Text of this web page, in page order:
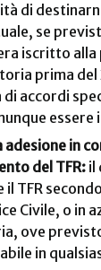
di
se
iscritto alla
prima del
di accordi
adesione in
del TFR:il
il TFR
Civile, o in
ove
in